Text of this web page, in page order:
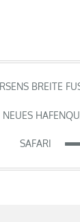
BREITE
NEUES
SAFARI